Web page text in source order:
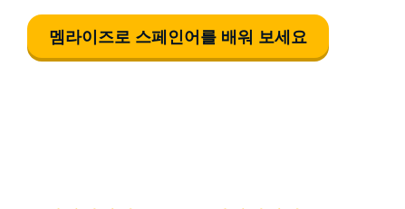
멤라이즈로 스페인어를 배워 보세요